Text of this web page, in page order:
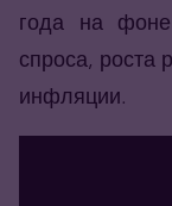
года на фоне
спроса, роста
инфляции.